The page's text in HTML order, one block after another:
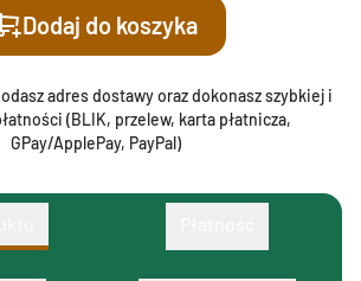
Dodaj do koszyka
adres dostawy oraz dokonasz szybkiej i
(BLIK, przelew, karta płatnicza,
GPay/ApplePay, PayPal)